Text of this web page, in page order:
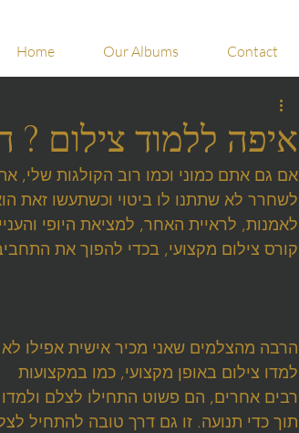
Home Our Albums Contact
איפה ללמוד צילום ?
אם גם אתם כמוני וכמו רוב הקולגות שלי,
לשחרר לא שתתנו לו ביטוי וכשתעשו זאת
לאמנות, לראיית האחר, למציאת היופי
קורס צילום מקצועי, בכדי להפוך את
הרבה מהצלמים שאני מכיר אישית אפילו לא
למדו צילום באופן מקצועי, כמו במקצועות
רבים אחרים, הם פשוט התחילו לצלם ולמדו
תוך כדי תנועה. זו גם דרך טובה להתחיל